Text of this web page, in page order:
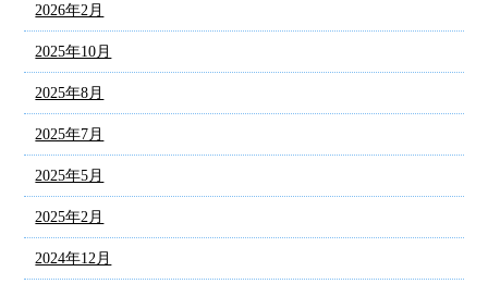
2026年2月
2025年10月
2025年8月
2025年7月
2025年5月
2025年2月
2024年12月